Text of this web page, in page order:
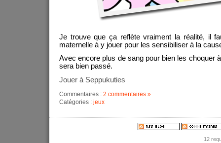
Je trouve que ça reflète vraiment la réalité, il
maternelle à y jouer pour les sensibiliser à la
Avec encore plus de sang pour bien les choquer
sera bien passé.
Jouer à Seppukuties
Commentaires : 2 commentaires »
Catégories : jeux
12